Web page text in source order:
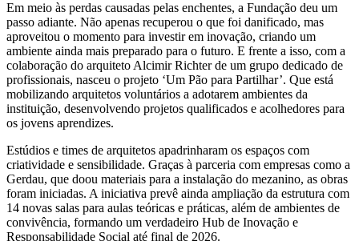
Em meio às perdas causadas pelas enchentes, a Fundação deu um
passo adiante. Não apenas recuperou o que foi danificado, mas
aproveitou o momento para investir em inovação, criando um
ambiente ainda mais preparado para o futuro. E frente a isso, com a
colaboração do arquiteto Alcimir Richter de um grupo dedicado de
profissionais, nasceu o projeto ‘Um Pão para Partilhar’. Que está
mobilizando arquitetos voluntários a adotarem ambientes da
instituição, desenvolvendo projetos qualificados e acolhedores para
os jovens aprendizes.
Estúdios e times de arquitetos apadrinharam os espaços com
criatividade e sensibilidade. Graças à parceria com empresas como a
Gerdau, que doou materiais para a instalação do mezanino, as obras
foram iniciadas. A iniciativa prevê ainda ampliação da estrutura com
14 novas salas para aulas teóricas e práticas, além de ambientes de
convivência, formando um verdadeiro Hub de Inovação e
Responsabilidade Social até final de 2026.